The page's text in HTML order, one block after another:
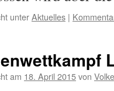
unterAktuelles |
am 18. April 2015von